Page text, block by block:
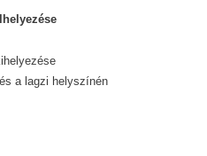
a lagzi helyszínén